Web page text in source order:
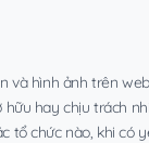
và hình ảnh trên
hữu hay chịu trách
tổ chức nào, khi có